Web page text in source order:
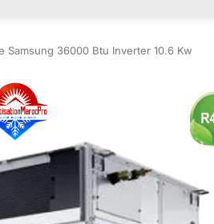
Samsung 36000 Btu Inverter 10.6 Kw